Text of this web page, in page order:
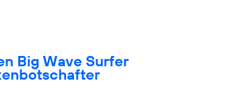
Big Wave Surfer